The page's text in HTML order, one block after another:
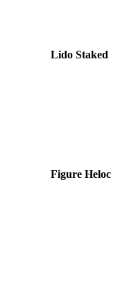
Lido Staked
Figure Heloc